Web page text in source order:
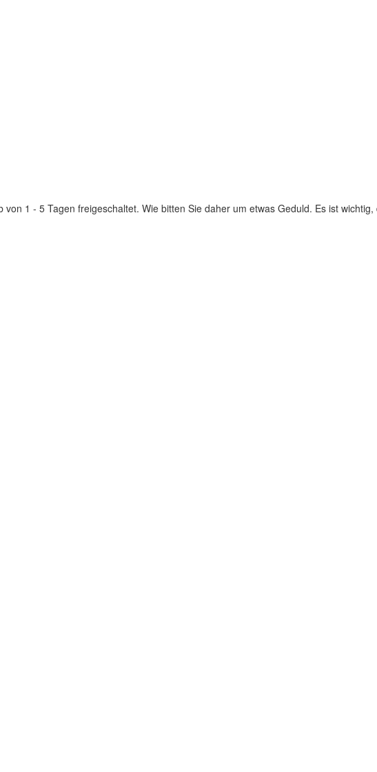
1 - 5 Tagen freigeschaltet. Wie bitten Sie daher um etwas Geduld. Es ist